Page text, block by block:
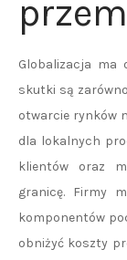
Globalizacja ma
skutki są
otwarcie rynków
dla lokalnych
klientów oraz
granicę. Firmy
komponentów
obniżyć koszty